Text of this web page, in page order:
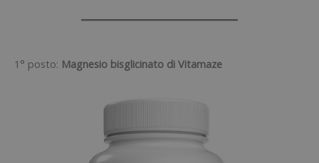
1° posto: Magnesio bisglicinato di Vitamaze